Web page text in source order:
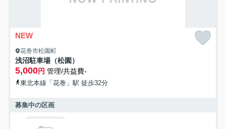
NEW
花巻市松園町
浅沼駐車場（松園）
5,000円 管理/共益費-
東北本線「花巻」駅 徒歩32分
募集中の区画